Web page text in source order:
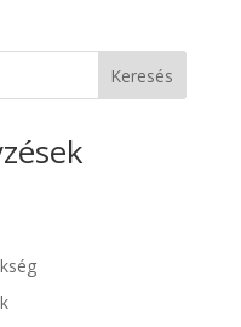
Keresés